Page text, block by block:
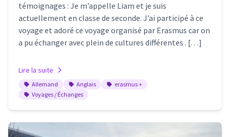
témoignages : Je m’appelle Liam et je suis
actuellement en classe de seconde. J’ai participé à ce
voyage et adoré ce voyage organisé par Erasmus car on
a pu échanger avec plein de cultures différentes . […]
Lire la suite
Allemand Anglais
erasmus +
Voyages / Échanges